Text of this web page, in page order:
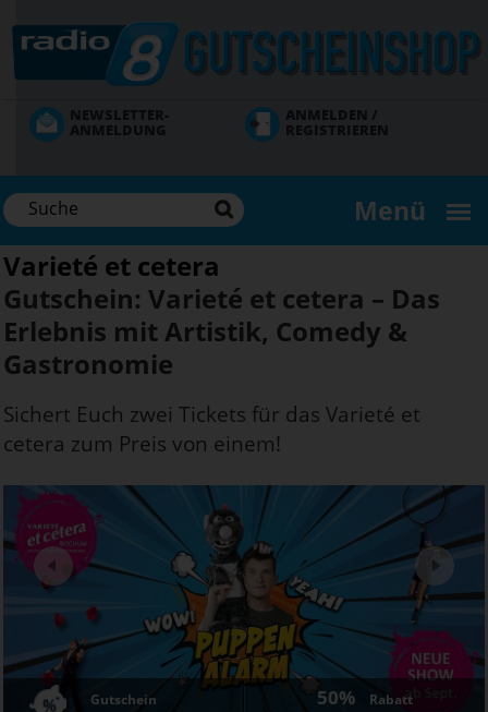
zum
Inhalt
NEWSLETTER-
ANMELDUNG
ANMELDEN /
REGISTRIEREN
Menü
Varieté et cetera
Gutschein: Varieté et cetera – Das
Erlebnis mit Artistik, Comedy &
Gastronomie
Sichert Euch zwei Tickets für das Varieté et
cetera zum Preis von einem!
Gutschein 50% Rabatt
Next